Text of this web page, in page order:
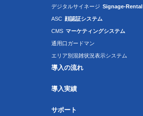
デジタルサイネージ Signage-Rental
ASC 顔認証システム
CMS マーケティングシステム
通用口ガードマン
エリア別混雑状況表示システム
導入の流れ
導入実績
サポート